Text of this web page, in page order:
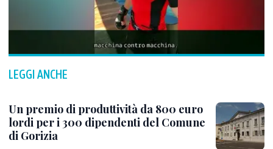
LEGGI ANCHE
Un premio di produttività da 800 euro
lordi per i 300 dipendenti del Comune
di Gorizia